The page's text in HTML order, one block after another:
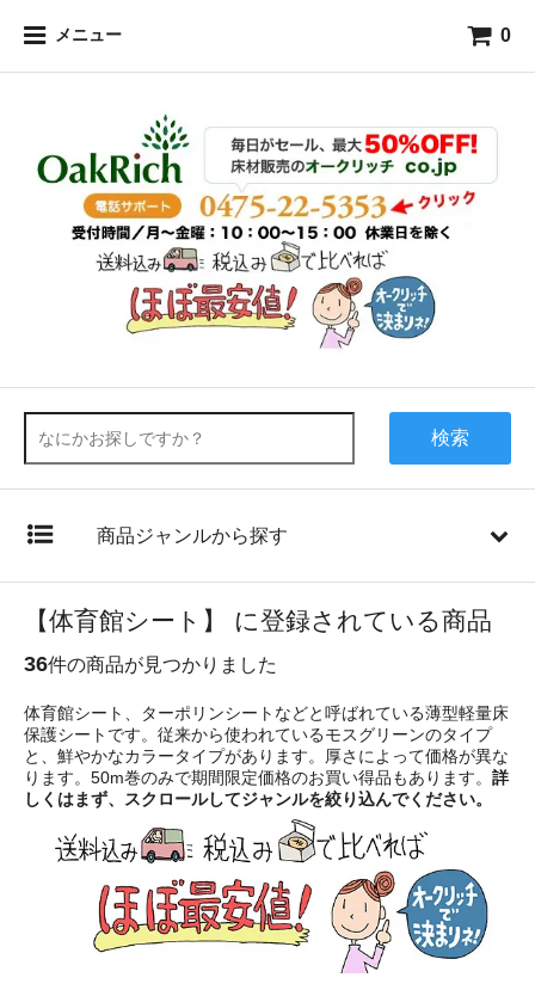
メニュー 0
検索
商品ジャンルから探す
【体育館シート】 に登録されている商品
36件の商品が見つかりました
体育館シート、ターポリンシートなどと呼ばれている薄型軽量床
保護シートです。従来から使われているモスグリーンのタイプ
と、鮮やかなカラータイプがあります。厚さによって価格が異な
ります。50m巻のみで期間限定価格のお買い得品もあります。 詳
しくはまず、スクロールしてジャンルを絞り込んでください。